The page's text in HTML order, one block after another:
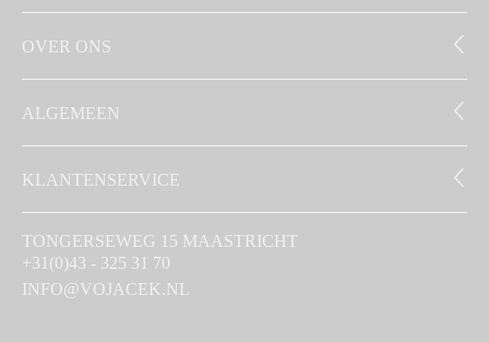
OVER ONS
ALGEMEEN
KLANTENSERVICE
TONGERSEWEG 15 MAASTRICHT
+31(0)43 - 325 31 70
INFO@VOJACEK.NL